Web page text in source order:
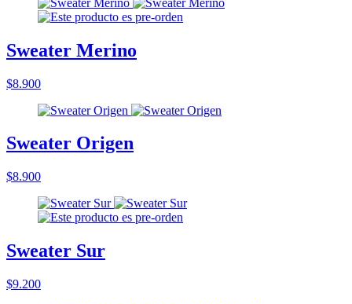
Sweater Merino
$8.900
Sweater Origen
$8.900
Sweater Sur
$9.200